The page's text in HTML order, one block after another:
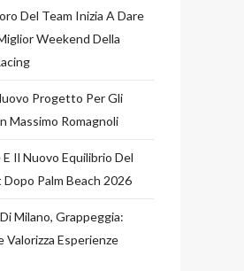
Del Team Inizia A Dare
Weekend Della
Progetto Per Gli
Massimo Romagnoli
Il Nuovo Equilibrio Del
Palm Beach 2026
Milano, Grappeggia:
Valorizza Esperienze